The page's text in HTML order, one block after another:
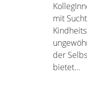
mit
der
bietet…